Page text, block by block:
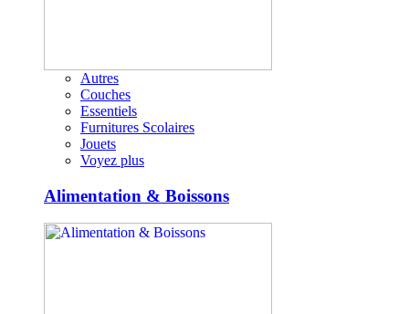
Autres
Couches
Essentiels
Furnitures Scolaires
Jouets
Voyez plus
Alimentation & Boissons